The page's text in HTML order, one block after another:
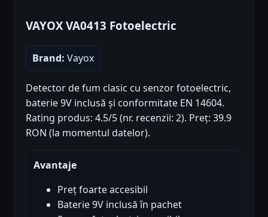
VAYOX VA0413 Fotoelectric
Brand: Vayox
Detector de fum clasic cu senzor fotoelectric,
baterie 9V inclusă și conformitate EN 14604.
Rating produs: 4.5/5 (nr. recenzii: 2). Preț: 39.9
RON (la momentul datelor).
Avantaje
Preț foarte accesibil
Baterie 9V inclusă în pachet